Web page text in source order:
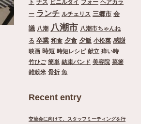
ト ナス ビニルタイ フォー ヘアカラ
ー ランチ ルチェリス 三郷市 会
議 八潮 八潮市 八潮市ちゃんね
る 卒業 和食 夕食 夕飯 小松菜 感謝
映画 時短 時短レシピ 献立 痒い時
竹ひご 簡単 結束バンド 美容院 菜箸
雑穀米 骨折 魚
Recent entry
交流会に向けて、スタッフミーティングを行